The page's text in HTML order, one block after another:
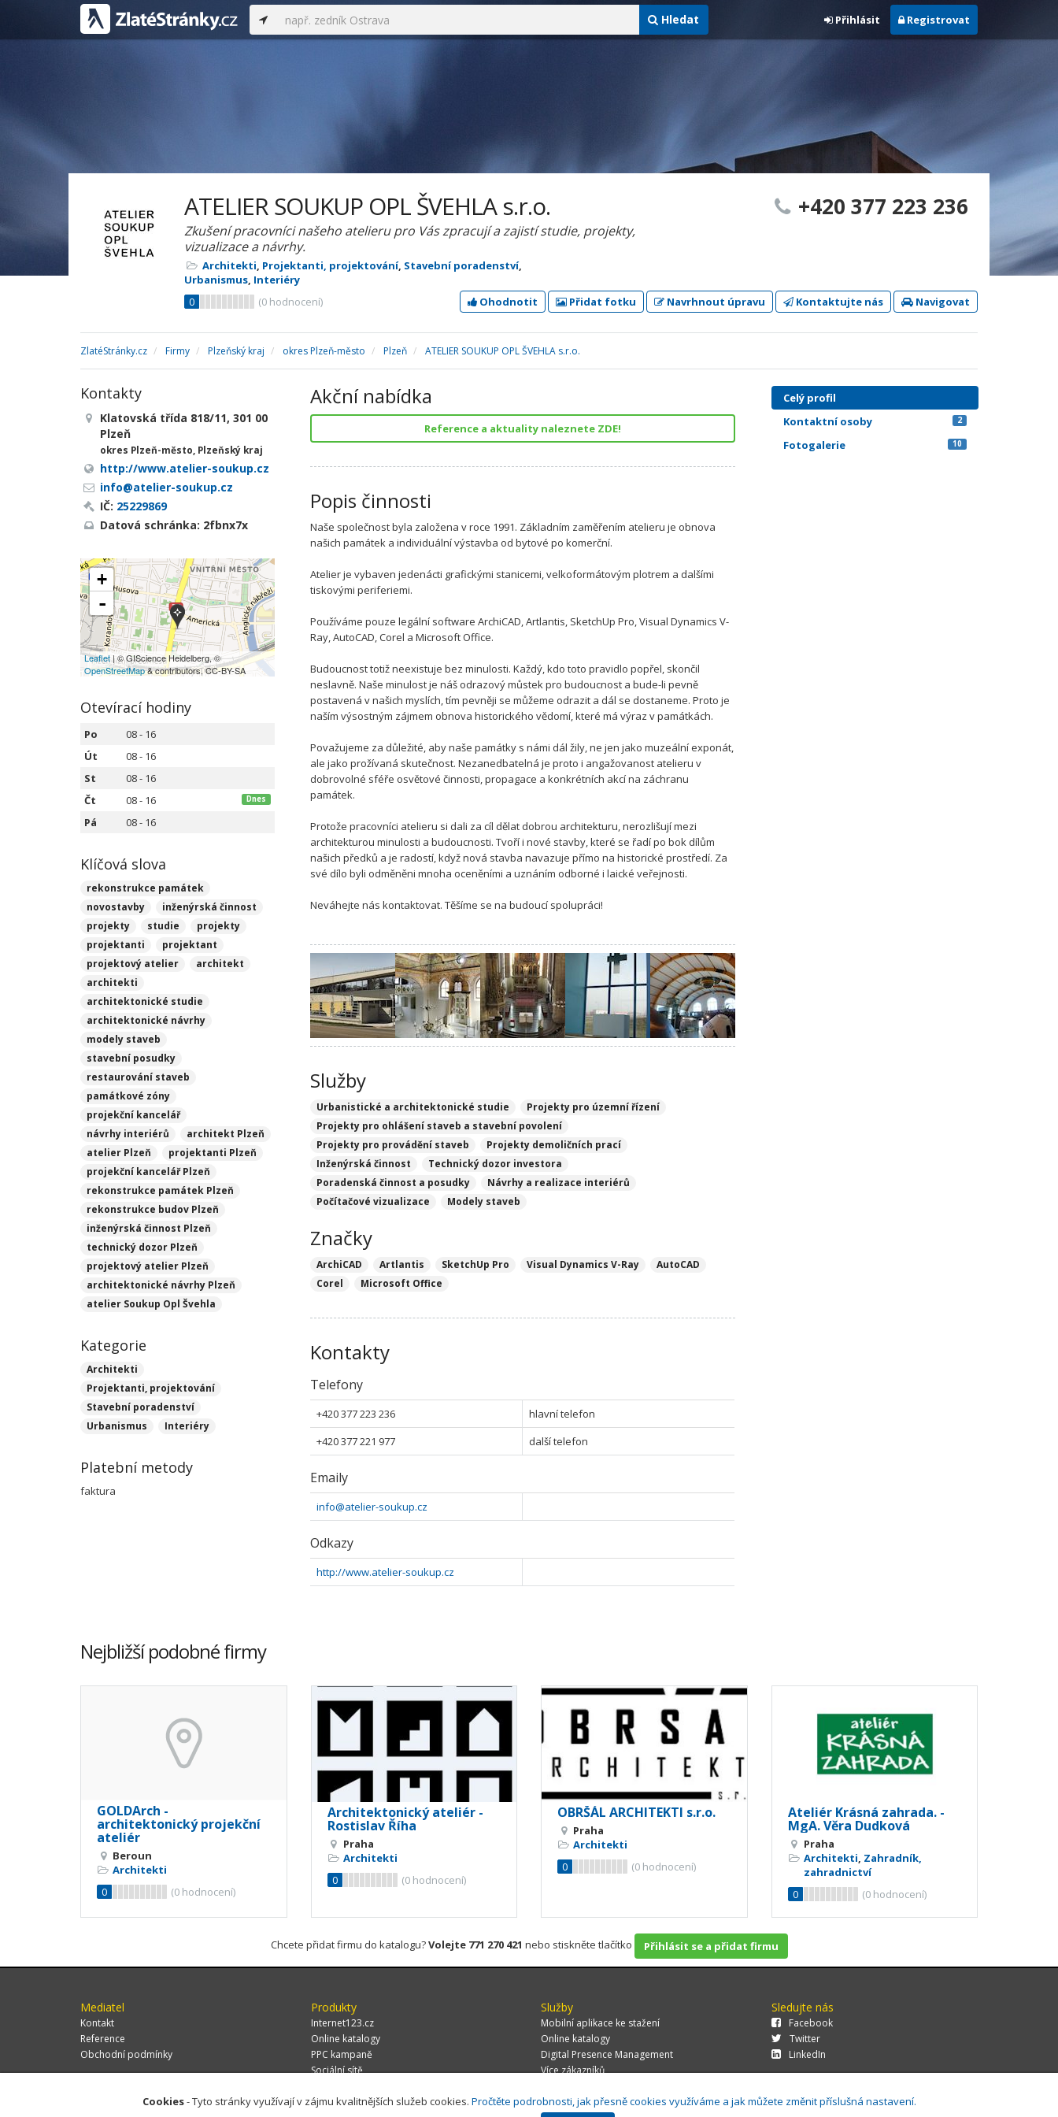
Hledat Přihlásit Registrovat
ATELIER SOUKUP OPL ŠVEHLA s.r.o.
Zkušení pracovníci našeho atelieru pro Vás zpracují a zajistí studie, projekty,
vizualizace a návrhy.
Architekti, Projektanti, projektování, Stavební poradenství,
Urbanismus, Interiéry
0
(0 hodnocení)
+420 377 223 236
Ohodnotit Přidat fotku Navrhnout úpravu Kontaktujte nás Navigovat
ZlatéStránky.cz Firmy Plzeňský kraj okres Plzeň-město Plzeň ATELIER SOUKUP OPL ŠVEHLA s.r.o.
Akční nabídka
Reference a aktuality naleznete ZDE!
Popis činnosti
Naše společnost byla založena v roce 1991. Základním zaměřením atelieru je obnova
našich památek a individuální výstavba od bytové po komerční.
Atelier je vybaven jedenácti grafickými stanicemi, velkoformátovým plotrem a dalšími
tiskovými periferiemi.
Používáme pouze legální software ArchiCAD, Artlantis, SketchUp Pro, Visual Dynamics V-
Ray, AutoCAD, Corel a Microsoft Office.
Budoucnost totiž neexistuje bez minulosti. Každý, kdo toto pravidlo popřel, skončil
neslavně. Naše minulost je náš odrazový můstek pro budoucnost a bude-li pevně
postavená v našich myslích, tím pevněji se můžeme odrazit a dál se dostaneme. Proto je
naším výsostným zájmem obnova historického vědomí, které má výraz v památkách.
Považujeme za důležité, aby naše památky s námi dál žily, ne jen jako muzeální exponát,
ale jako prožívaná skutečnost. Nezanedbatelná je proto i angažovanost atelieru v
dobrovolné sféře osvětové činnosti, propagace a konkrétních akcí na záchranu
památek.
Protože pracovníci atelieru si dali za cíl dělat dobrou architekturu, nerozlišují mezi
architekturou minulosti a budoucnosti. Tvoří i nové stavby, které se řadí po bok dílům
našich předků a je radostí, když nová stavba navazuje přímo na historické prostředí. Za
své dílo byli odměněni mnoha oceněními a uznáním odborné i laické veřejnosti.
Neváhejte nás kontaktovat. Těšíme se na budoucí spolupráci!
Služby
Urbanistické a architektonické studie
Projekty pro územní řízení
Projekty pro ohlášení staveb a stavební povolení
Projekty pro provádění staveb
Projekty demoličních prací
Inženýrská činnost
Technický dozor investora
Poradenská činnost a posudky
Návrhy a realizace interiérů
Počítačové vizualizace
Modely staveb
Značky
ArchiCAD Artlantis SketchUp Pro Visual Dynamics V-Ray
AutoCAD
Corel
Microsoft Office
Kontakty
Telefony
+420 377 223 236
hlavní telefon
+420 377 221 977
další telefon
Emaily
info@atelier-soukup.cz
Odkazy
http://www.atelier-soukup.cz
Kontakty
Klatovská třída 818/11, 301 00
Plzeň
okres Plzeň-město, Plzeňský kraj
http://www.atelier-soukup.cz
info@atelier-soukup.cz
IČ: 25229869
Datová schránka: 2fbnx7x
+
-
Leaflet | © GIScience Heidelberg, ©
OpenStreetMap& contributors, CC-BY-SA
Otevírací hodiny
Po
08 - 16
Út
08 - 16
St
08 - 16
Čt
08 - 16 Dnes
Pá 08 - 16
Klíčová slova
rekonstrukce památek
novostavby
inženýrská činnost
projekty
studie
projekty
projektanti
projektant
projektový atelier
architekt
architekti
architektonické studie
architektonické návrhy
modely staveb
stavební posudky
restaurování staveb
památkové zóny
projekční kancelář
návrhy interiérů
architekt Plzeň
atelier Plzeň
projektanti Plzeň
projekční kancelář Plzeň
rekonstrukce památek Plzeň
rekonstrukce budov Plzeň
inženýrská činnost Plzeň
technický dozor Plzeň
projektový atelier Plzeň
architektonické návrhy Plzeň
atelier Soukup Opl Švehla
Kategorie
Architekti
Projektanti, projektování
Stavební poradenství
Urbanismus
Interiéry
Platební metody
faktura
Celý profil
Kontaktní osoby
2
Fotogalerie 10
Nejbližší podobné firmy
GOLDArch -
architektonický projekční
ateliér
Beroun
Architekti
0
(0 hodnocení)
Architektonický ateliér -
Rostislav Říha
Praha
Architekti
0
(0hodnocení)
OBRŠÁL ARCHITEKTI s.r.o.
Praha
Architekti
0
(0 hodnocení)
Ateliér Krásná zahrada. -
MgA. Věra Dudková
Praha
Architekti, Zahradník,
zahradnictví
0
(0hodnocení)
Chcete přidat firmu do katalogu?Volejte 771 270 421 nebo stiskněte tlačítko Přihlásit se a přidat firmu
Mediatel
Kontakt
Reference
Obchodní podmínky
Produkty
Internet123.cz
Online katalogy
PPC kampaně
Sociální sítě
Služby
Mobilní aplikace ke stažení
Online katalogy
Digital Presence Management
Více zákazníků
Sledujte nás
Facebook
Twitter
LinkedIn
Cookies- Tyto stránky využívají v zájmu kvalitnějších služeb cookies. Pročtěte podrobnosti, jak přesně cookies využíváme a jak můžete změnit příslušná nastavení.